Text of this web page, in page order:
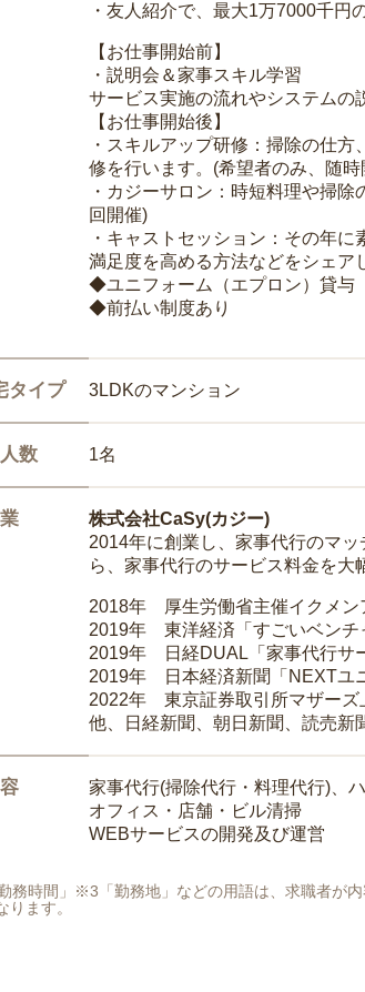
・友人紹介で、最大1万7000千円
【お仕事開始前】
・説明会＆家事スキル学習
サービス実施の流れやシステムの
【お仕事開始後】
・スキルアップ研修：掃除の仕
修を行います。(希望者のみ、随時
・カジーサロン：時短料理や掃
回開催)
・キャストセッション：その年
満足度を高める方法などをシェア
◆ユニフォーム（エプロン）貸与
◆前払い制度あり
タイプ 3LDKのマンション
数 1名
株式会社CaSy(カジー)
2014年に創業し、家事代行のマ
ら、家事代行のサービス料金を大
2018年 厚生労働省主催イクメン
2019年 東洋経済「すごいベンチ
2019年 日経DUAL「家事代行サ
2019年 日本経済新聞「NEXTユ
2022年 東京証券取引所マザーズ
他、日経新聞、朝日新聞、読売新
家事代行(掃除代行・料理代行)、
オフィス・店舗・ビル清掃
WEBサービスの開発及び運営
務時間」※3「勤務地」などの用語は、求職者が
ます。